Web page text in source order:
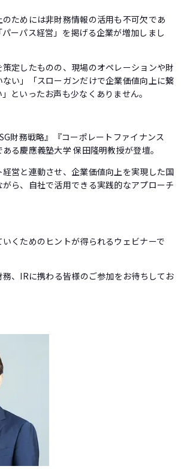
ためには非財務情報の活用も不可欠であ
ーパス経営」を掲げる企業が増加しまし
定したものの、現場のオペレーションや財
い」「スローガンだけで企業価値向上に繋
といったお声も少なくありません。
財務戦略』『コーポレートファイナンス
る慶應義塾大学 保田隆明教授が登壇。
営と連動させ、企業価値向上を実現した国
ら、自社で活用できる実践的なアプローチ
くためのヒントが得られるウェビナーで
、IRに携わる皆様のご参加をお待ちしてお